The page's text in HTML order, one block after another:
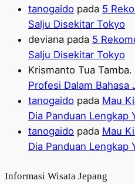
tanogaido pada 5
Salju Disekitar Tokyo
deviana pada 5
Salju Disekitar Tokyo
Krismanto Tua Tamba.
Profesi Dalam Bahasa
tanogaido pada Mau
Dia Panduan Lengkap
tanogaido pada Mau
Dia Panduan Lengkap
Informasi Wisata Jepang